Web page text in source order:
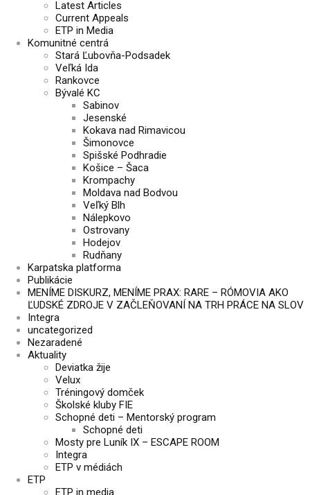
Latest Articles
Current Appeals
ETP in Media
Komunitné centrá
Stará Ľubovňa-Podsadek
Veľká Ida
Rankovce
Bývalé KC
Sabinov
Jesenské
Kokava nad Rimavicou
Šimonovce
Spišské Podhradie
Košice – Šaca
Krompachy
Moldava nad Bodvou
Veľký Blh
Nálepkovo
Ostrovany
Hodejov
Rudňany
Karpatska platforma
Publikácie
MENÍME DISKURZ, MENÍME PRAX: RARE – RÓMOVIA AKO
ĽUDSKÉ ZDROJE V ZAČLEŇOVANÍ NA TRH PRÁCE NA SLOV
Integra
uncategorized
Nezaradené
Aktuality
Deviatka žije
Velux
Tréningový domček
Školské kluby FIE
Schopné deti – Mentorský program
Schopné deti
Mosty pre Luník IX – ESCAPE ROOM
Integra
ETP v médiách
ETP
ETP in media